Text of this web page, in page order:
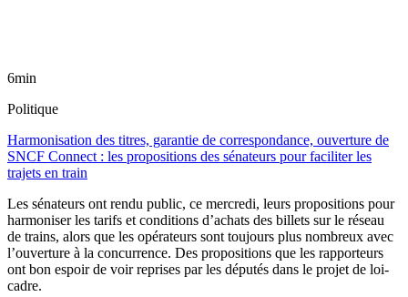
6min
Politique
Harmonisation des titres, garantie de correspondance, ouverture de
SNCF Connect : les propositions des sénateurs pour faciliter les
trajets en train
Les sénateurs ont rendu public, ce mercredi, leurs propositions pour
harmoniser les tarifs et conditions d’achats des billets sur le réseau
de trains, alors que les opérateurs sont toujours plus nombreux avec
l’ouverture à la concurrence. Des propositions que les rapporteurs
ont bon espoir de voir reprises par les députés dans le projet de loi-
cadre.